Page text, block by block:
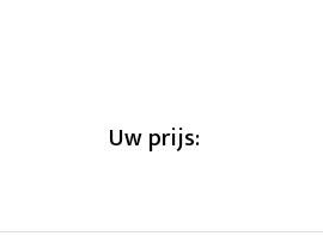
Uw prijs: